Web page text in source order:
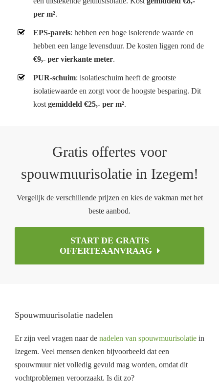
per m².
EPS-parels: hebben een hoge isolerende waarde en
hebben een lange levensduur. De kosten liggen rond de
€9,- per vierkante meter.
PUR-schuim: isolatieschuim heeft de grootste
isolatiewaarde en zorgt voor de hoogste besparing. Dit
kostgemiddeld €25,- per m².
Gratis offertes voor
spouwmuurisolatie in Izegem!
Vergelijk de verschillende prijzen en kies de vakman met het
beste aanbod.
START DE GRATIS
OFFERTEAANVRAAG
Spouwmuurisolatie nadelen
Er zijn veel vragen naar de nadelen van spouwmuurisolatie in
Izegem. Veel mensen denken bijvoorbeeld dat een
spouwmuur niet volledig gevuld mag worden, omdat dit
vochtproblemen veroorzaakt. Is dit zo?